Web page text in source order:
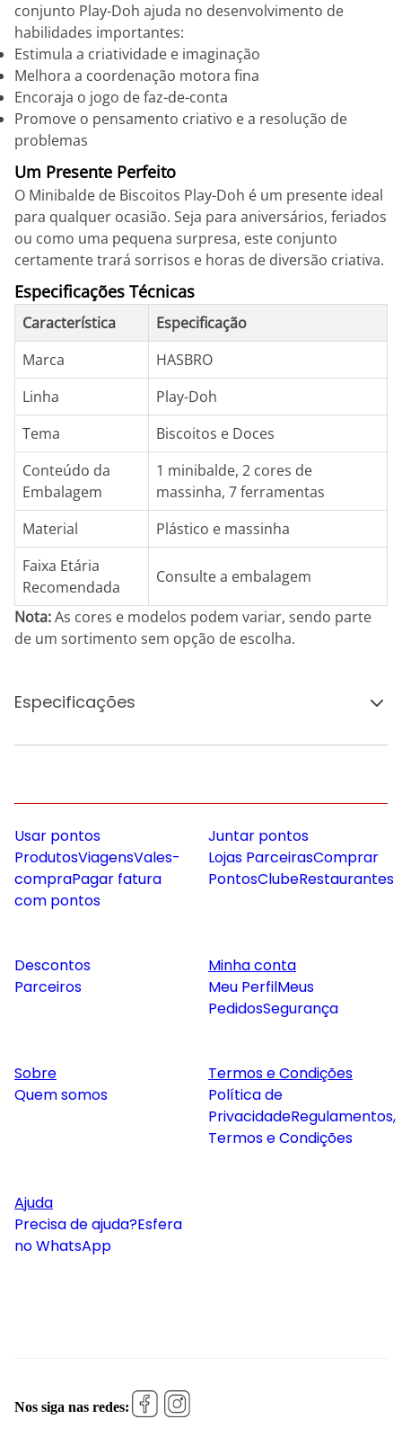
conjunto Play-Doh ajuda no desenvolvimento de
habilidades importantes:
Estimula a criatividade e imaginação
Melhora a coordenação motora fina
Encoraja o jogo de faz-de-conta
Promove o pensamento criativo e a resolução de
problemas
Um Presente Perfeito
O Minibalde de Biscoitos Play-Doh é um presente ideal
para qualquer ocasião. Seja para aniversários, feriados
ou como uma pequena surpresa, este conjunto
certamente trará sorrisos e horas de diversão criativa.
Especificações Técnicas
Característica
Especificação
Marca
HASBRO
Linha
Play-Doh
Tema
Biscoitos e Doces
Conteúdo da
Embalagem
1 minibalde, 2 cores de
massinha, 7 ferramentas
Material
Plástico e massinha
Faixa Etária
Recomendada
Consulte a embalagem
Nota:As cores e modelos podem variar, sendo parte
de um sortimento sem opção de escolha.
Especificações
Usar pontos
ProdutosViagensVales-
compraPagar fatura
com pontos
Juntar pontos
Lojas ParceirasComprar
PontosClubeRestaurantes
Descontos
Parceiros
Minha conta
Meu PerfilMeus
PedidosSegurança
Sobre
Quem somos
Termos e Condições
Política de
PrivacidadeRegulamentos,
Termos e Condições
Ajuda
Precisa de ajuda?Esfera
no WhatsApp
Nos siga nas redes: